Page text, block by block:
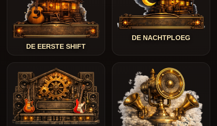
DE EERSTE SHIFT
DE NACHTPLOEG